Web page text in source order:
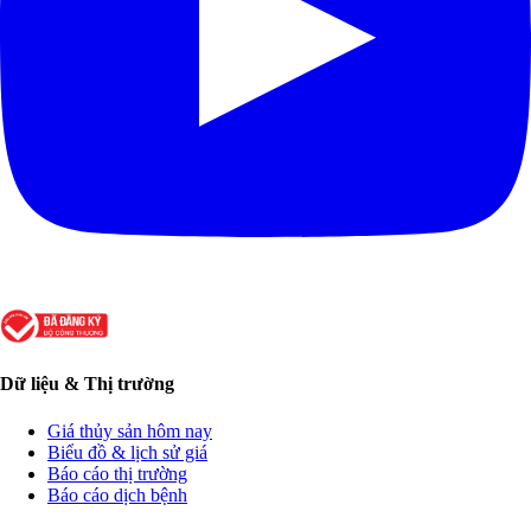
Dữ liệu & Thị trường
Giá thủy sản hôm nay
Biểu đồ & lịch sử giá
Báo cáo thị trường
Báo cáo dịch bệnh